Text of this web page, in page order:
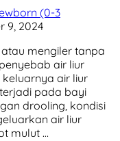
(0-3
9, 2024
atau mengiler tanpa
air liur
air liur
pada bayi
drooling, kondisi
air liur
mulut …